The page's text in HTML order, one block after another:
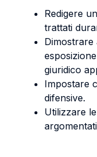
Redigere
trattati
Dimostrare
giuridico
Impostare
difensive.
Utilizzare